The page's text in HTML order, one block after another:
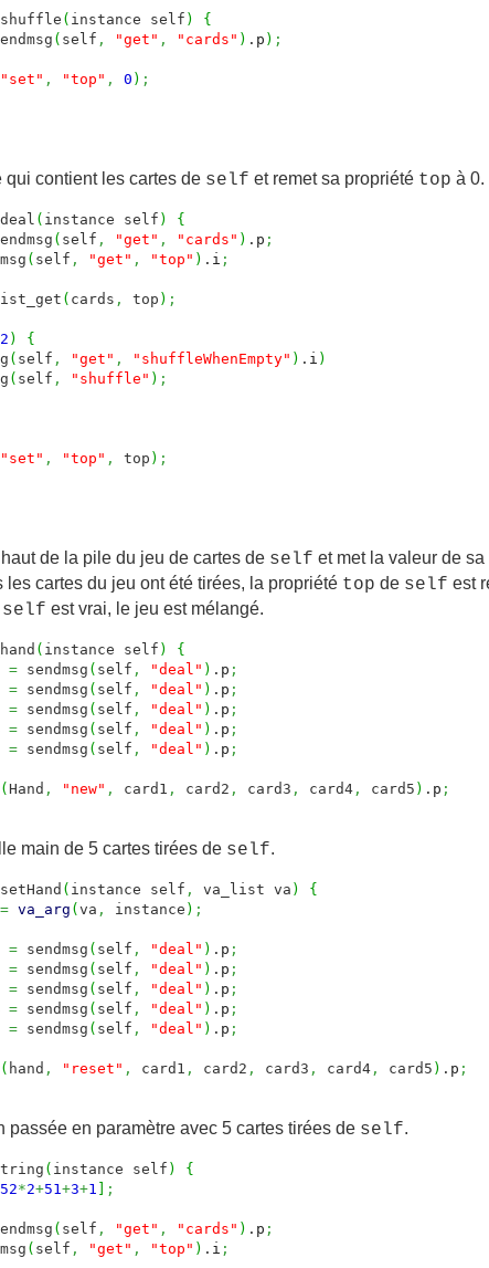
( instance self )
{
( self , "get" , "cards" ) . p ) ;
"set" , "top" , 0 ) ;
qui contient les cartes de self et remet sa propriété top à 0.
( instance self )
{
( self , "get" , "cards" ) . p ;
( self , "get" , "top" ) . i ;
( cards , top ) ;
)
{
( self , "get" , "shuffleWhenEmpty" ) . i )
( self , "shuffle" ) ;
"set" , "top" , top ) ;
de la pile du jeu de cartes de self et met la valeur de
cartes du jeu ont été tirées, la propriété top de self est
self est vrai, le jeu est mélangé.
( instance self )
{
= sendmsg ( self , "deal" ) . p ;
= sendmsg ( self , "deal" ) . p ;
= sendmsg ( self , "deal" ) . p ;
= sendmsg ( self , "deal" ) . p ;
= sendmsg ( self , "deal" ) . p ;
( Hand , "new" , card1 , card2 , card3 , card4 , card5 ) . p ;
main de 5 cartes tirées de self.
( instance self , va_list va )
{
= va_arg ( va , instance ) ;
= sendmsg ( self , "deal" ) . p ;
= sendmsg ( self , "deal" ) . p ;
= sendmsg ( self , "deal" ) . p ;
= sendmsg ( self , "deal" ) . p ;
= sendmsg ( self , "deal" ) . p ;
( hand , "reset" , card1 , card2 , card3 , card4 , card5 ) . p ;
passée en paramètre avec 5 cartes tirées de self.
( instance self )
{
52*2+51+3+1 ;
( self , "get" , "cards" ) . p ;
( self , "get" , "top" ) . i ;